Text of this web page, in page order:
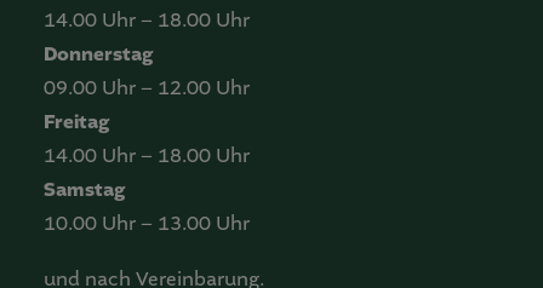
14.00 Uhr – 18.00 Uhr
Donnerstag
09.00 Uhr – 12.00 Uhr
Freitag
14.00 Uhr – 18.00 Uhr
Samstag
10.00 Uhr – 13.00 Uhr
und nach Vereinbarung.